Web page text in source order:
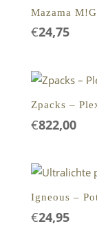
Mazama
€24,75
Zpacks –
€822,00
Igneous –
€24,95